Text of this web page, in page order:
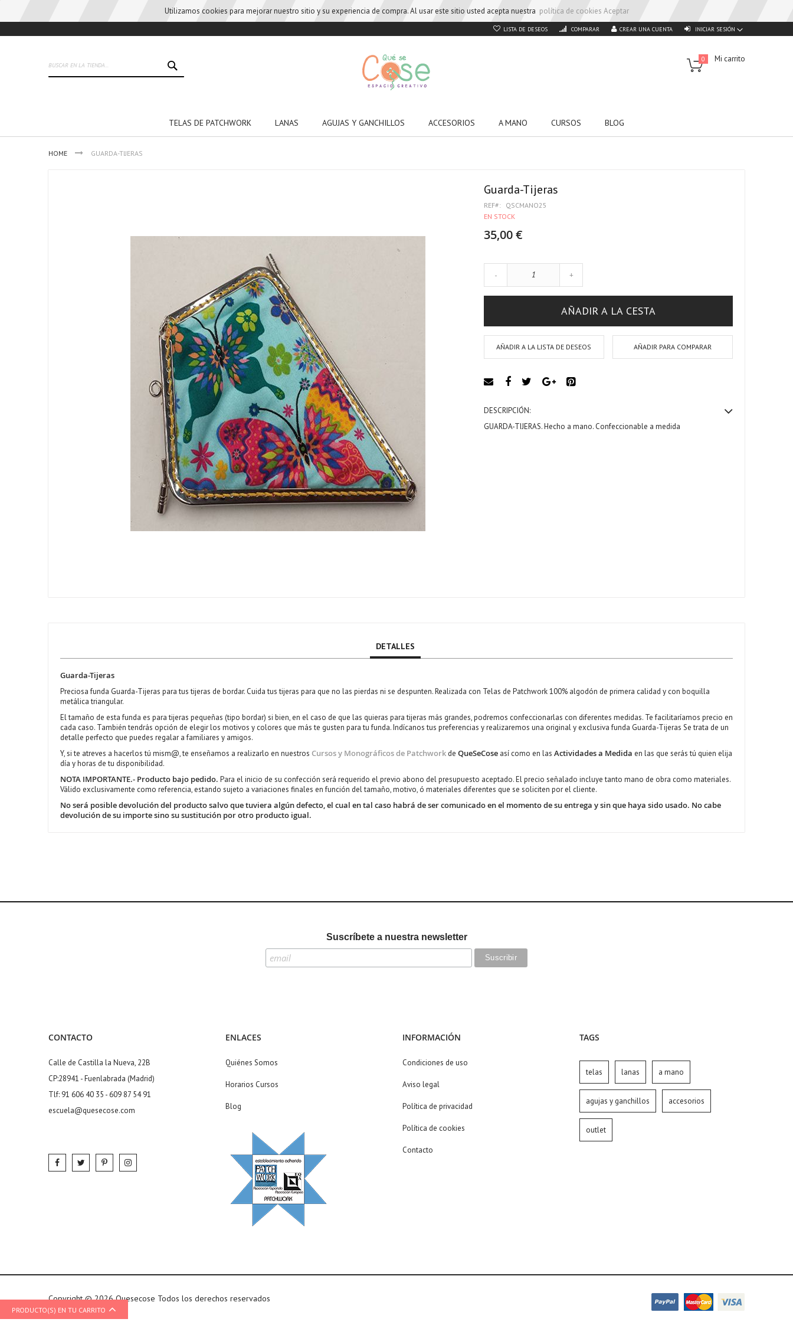
Utilizamos cookies para mejorar nuestro sitio y su experiencia de compra. Al usar este sitio usted acepta nuestra política de cookies Aceptar
to
LISTA DE DESEOS COMPARAR INICIAR SESIÓN
CREAR UNA CUENTA
Mi carrito
0
TELAS DE PATCHWORK LANAS AGUJAS Y GANCHILLOS ACCESORIOS A MANO CURSOS BLOG
HOME GUARDA-TIJERAS
Guarda-Tijeras
REF
QSCMANO25
EN STOCK
35,00 €
- +
AÑADIR A LA CESTA
AÑADIR A LA LISTA DE DESEOS AÑADIR PARA COMPARAR
DESCRIPCIÓN:
GUARDA-TIJERAS.Hecho a mano. Confeccionable a medida
DETALLES
Guarda-Tijeras
Preciosa funda Guarda-Tijeras para tus tijeras de bordar. Cuida tus tijeras para que no las pierdas ni se despunten. Realizada con Telas de Patchwork 100% algodón de primera calidad y con boquilla
metálica triangular.
El tamaño de esta funda es para tijeras pequeñas (tipo bordar) si bien, en el caso de que las quieras para tijeras más grandes, podremos confeccionarlas con diferentes medidas. Te facilitaríamos precio en
cada caso. También tendrás opción de elegir los motivos y colores que más te gusten para tu funda. Indícanos tus preferencias y realizaremos una original y exclusiva funda Guarda-Tijeras Se trata de un
detalle perfecto que puedes regalar a familiares y amigos.
Y, si te atreves a hacerlos tú mism@, te enseñamos a realizarlo en nuestros Cursos y Monográficos de Patchwork de QueSeCose así como en las Actividades a Medida en las que serás tú quien elija
día y horas de tu disponibilidad.
NOTA IMPORTANTE.- Producto bajo pedido. Para el inicio de su confección será requerido el previo abono del presupuesto aceptado. El precio señalado incluye tanto mano de obra como materiales.
Válido exclusivamente como referencia, estando sujeto a variaciones finales en función del tamaño, motivo, ó materiales diferentes que se soliciten por el cliente.
No será posible devolución del producto salvo que tuviera algún defecto, el cual en tal caso habrá de ser comunicado en el momento de su entrega y sin que haya sido usado. No cabe
devolución de su importe sino su sustitución por otro producto igual.
Suscríbete a nuestra newsletter
CONTACTO
Calle de Castilla la Nueva, 22B
CP:28941 - Fuenlabrada (Madrid)
Tlf: 91 606 40 35 - 609 87 54 91
escuela@quesecose.com
ENLACES
Quiénes Somos
Horarios Cursos
Blog
INFORMACIÓN
Condiciones de uso
Aviso legal
Política de privacidad
Política de cookies
Contacto
TAGS
telas lanas a mano
agujas y ganchillos accesorios
outlet
Copyright © 2026 Quesecose Todos los derechos reservados
PRODUCTO(S) EN TU CARRITO